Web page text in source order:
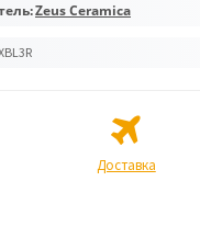
Zeus Ceramica
Доставка